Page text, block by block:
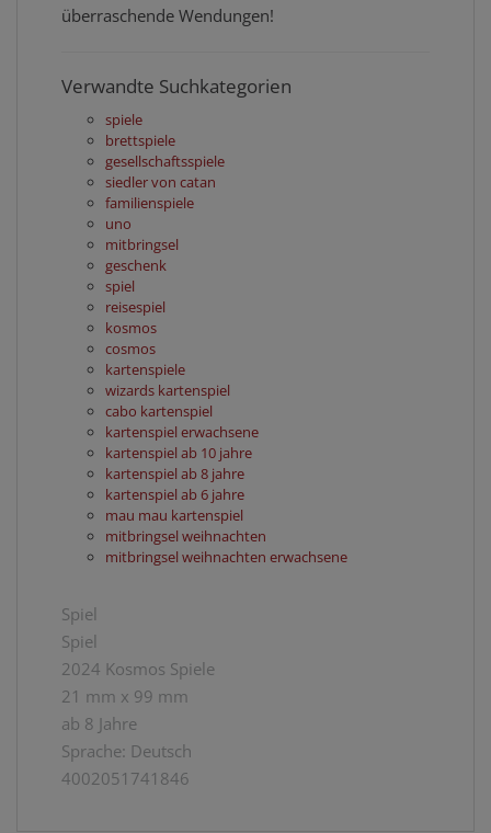
überraschende Wendungen!
Verwandte Suchkategorien
spiele
brettspiele
gesellschaftsspiele
siedler von catan
familienspiele
uno
mitbringsel
geschenk
spiel
reisespiel
kosmos
cosmos
kartenspiele
wizards kartenspiel
cabo kartenspiel
kartenspiel erwachsene
kartenspiel ab 10 jahre
kartenspiel ab 8 jahre
kartenspiel ab 6 jahre
mau mau kartenspiel
mitbringsel weihnachten
mitbringsel weihnachten erwachsene
Spiel
Spiel
2024 Kosmos Spiele
21 mm x 99 mm
ab 8 Jahre
Sprache: Deutsch
4002051741846